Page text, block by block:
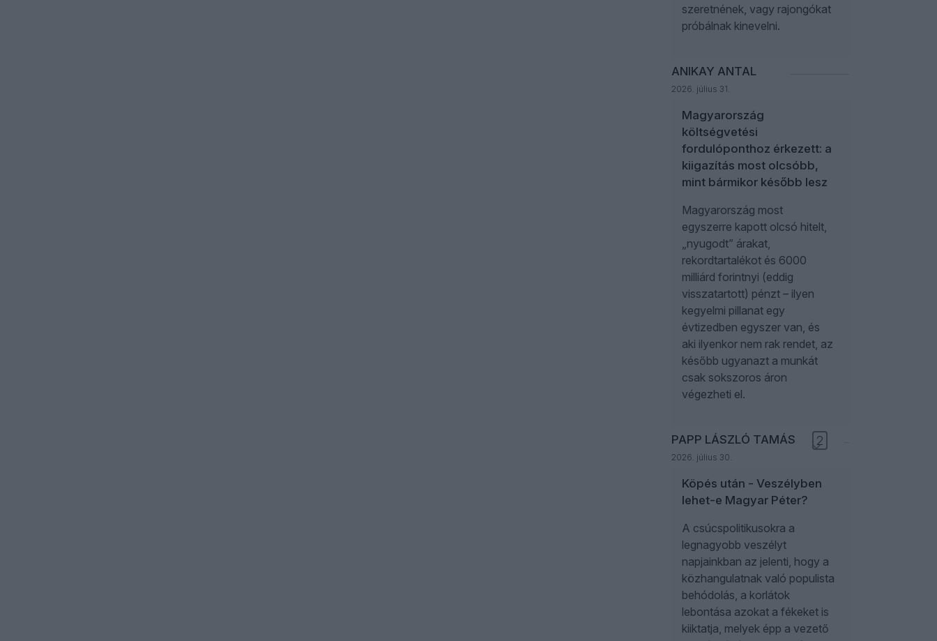
szeretnének, vagy rajongókat
próbálnak kinevelni.
ANIKAY ANTAL
2026. július 31.
Magyarország
költségvetési
fordulóponthoz érkezett: a
kiigazítás most olcsóbb,
mint bármikor később lesz
Magyarország most
egyszerre kapott olcsó hitelt,
„nyugodt” árakat,
rekordtartalékot és 6000
milliárd forintnyi (eddig
visszatartott) pénzt – ilyen
kegyelmi pillanat egy
évtizedben egyszer van, és
aki ilyenkor nem rak rendet, az
később ugyanazt a munkát
csak sokszoros áron
végezheti el.
PAPP LÁSZLÓ TAMÁS
2026. július 30.
2
Köpés után - Veszélyben
lehet-e Magyar Péter?
A csúcspolitikusokra a
legnagyobb veszélyt
napjainkban az jelenti, hogy a
közhangulatnak való populista
behódolás, a korlátok
lebontása azokat a fékeket is
kiiktatja, melyek épp a vezető